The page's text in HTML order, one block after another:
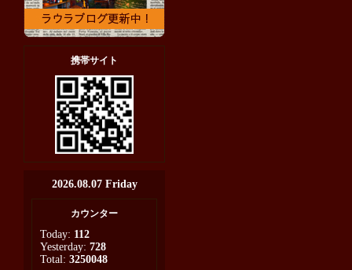
携帯サイト
2026.08.07 Friday
カウンター
Today: 112
Yesterday: 728
Total: 3250048